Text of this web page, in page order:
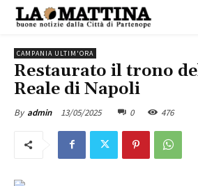
CAMPANIA ULTIM'ORA
Restaurato il trono
Reale di Napoli
By admin 13/05/2025 0 476